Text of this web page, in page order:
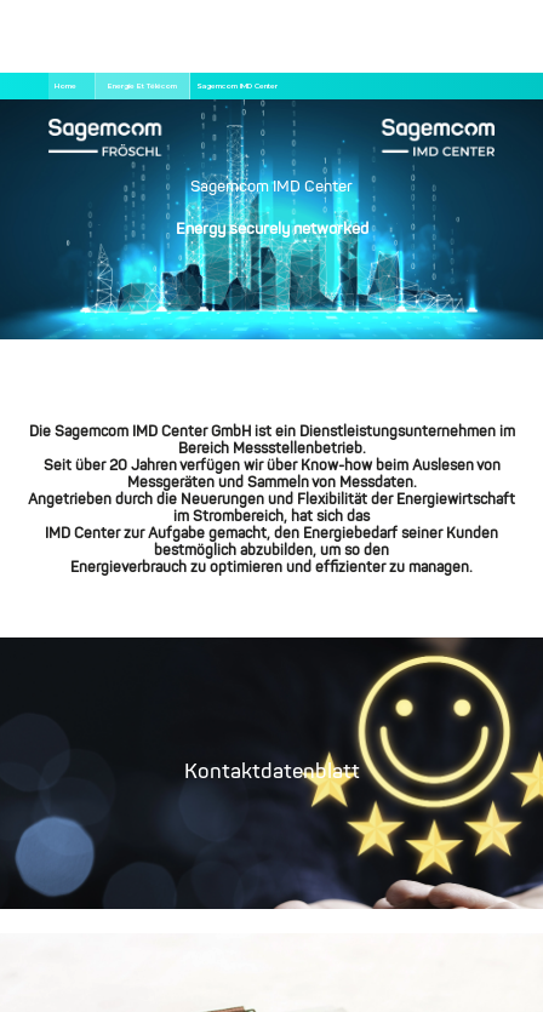
au
contenu
principal
d'Ariane
Home Energie Et Télécom Sagemcom IMD Center
Sagemcom IMD Center
Energy securely networked
Die Sagemcom IMD Center GmbH ist ein Dienstleistungsunternehmen im
Bereich Messstellenbetrieb.
Seit über 20 Jahren verfügen wir über Know-how beim Auslesen von
Messgeräten und Sammeln von Messdaten.
Angetrieben durch die Neuerungen und Flexibilität der Energiewirtschaft
im Strombereich, hat sich das
IMD Center zur Aufgabe gemacht, den Energiebedarf seiner Kunden
bestmöglich abzubilden, um so den
Energieverbrauch zu optimieren und effizienter zu managen.
Kontaktdatenblatt